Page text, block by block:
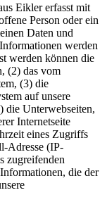
Eikler erfasst mit
Person oder ein
Daten und
werden
werden können die
(2) das vom
(3) die
auf unsere
die Unterwebseiten,
Internetseite
eines Zugriffs
Adresse (IP-
zugreifenden
die der